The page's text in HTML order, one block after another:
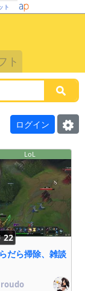
ト
ト
ログイン
LoL
22
だら掃除、雑談